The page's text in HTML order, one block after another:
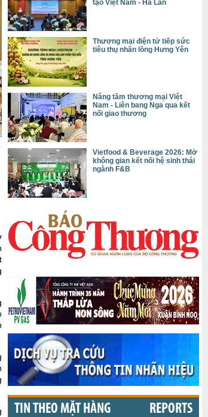
tạo Việt Nam - Hà Lan
Thương mại điện tử tiếp sức
tiêu thụ nhãn lồng Hưng Yên
Nâng tầm thương mại Việt
Nam - Liên bang Nga qua kết
nối giao thương
Vietfood & Beverage 2026: Mở
không gian kết nối hệ sinh thái
ngành F&B
TIN THEO MẶT HÀNG REPORTS